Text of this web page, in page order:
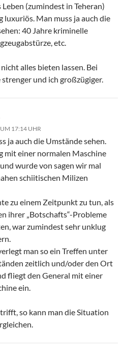
Leben (zumindest in Teheran)
luxuriös. Man muss ja auch die
40 Jahre kriminelle
etc.
alles bieten lassen. Bei
und ich großzügiger.
17:14 UHR
ja auch die Umstände sehen.
mit einer normalen Maschine
wurde von sagen wir mal
schiitischen Milizen
zu einem Zeitpunkt zu tun, als
ihrer „Botschafts“-Probleme
war zumindest sehr unklug
man so ein Treffen unter
zeitlich und/oder den Ort
fliegt den General mit einer
ein.
so kann man die Situation